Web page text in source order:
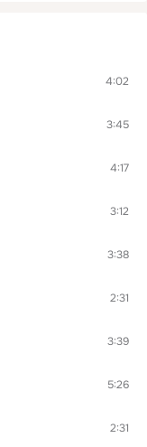
4:02
3:45
4:17
3:12
3:38
2:31
3:39
5:26
2:31